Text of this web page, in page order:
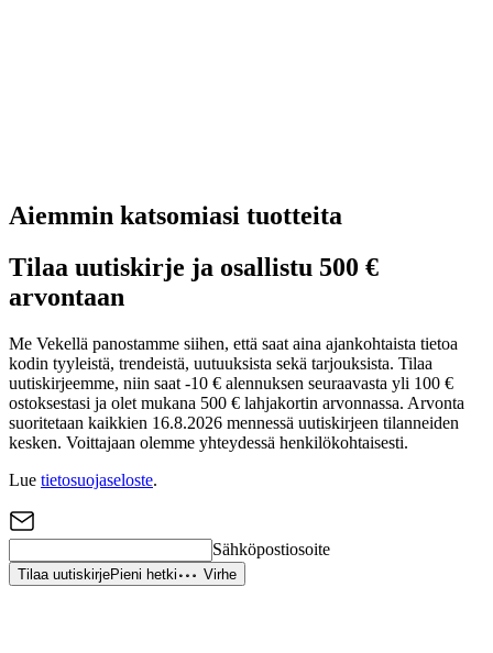
Aiemmin katsomiasi tuotteita
Tilaa uutiskirje ja osallistu 500 €
arvontaan
Me Vekellä panostamme siihen, että saat aina ajankohtaista tietoa
kodin tyyleistä, trendeistä, uutuuksista sekä tarjouksista. Tilaa
uutiskirjeemme, niin saat -10 € alennuksen seuraavasta yli 100 €
ostoksestasi ja olet mukana 500 € lahjakortin arvonnassa. Arvonta
suoritetaan kaikkien 16.8.2026 mennessä uutiskirjeen tilanneiden
kesken. Voittajaan olemme yhteydessä henkilökohtaisesti.
Lue tietosuojaseloste.
Sähköpostiosoite
Tilaa uutiskirjePieni hetki Virhe